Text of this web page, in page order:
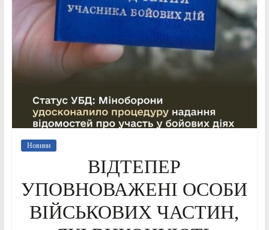
Новини
ВІДТЕПЕР
УПОВНОВАЖЕНІ ОСОБИ
ВІЙСЬКОВИХ ЧАСТИН,